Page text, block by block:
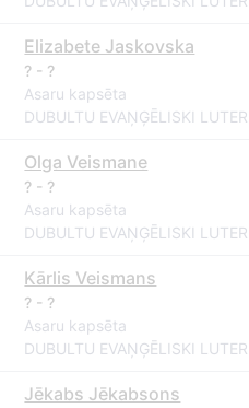
Elizabete Jaskovska
? - ?
Asaru kapsēta
DUBULTU EVAŅĢĒLISKI
Olga Veismane
? - ?
Asaru kapsēta
DUBULTU EVAŅĢĒLISKI
Kārlis Veismans
? - ?
Asaru kapsēta
DUBULTU EVAŅĢĒLISKI
Jēkabs Jēkabsons